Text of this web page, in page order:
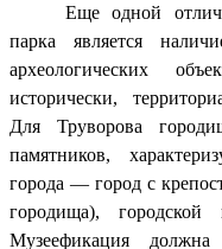
Еще одной
парка является
археологических
исторически,
Для Труворова
памятников,
города — город с
городища),
Музеефикация